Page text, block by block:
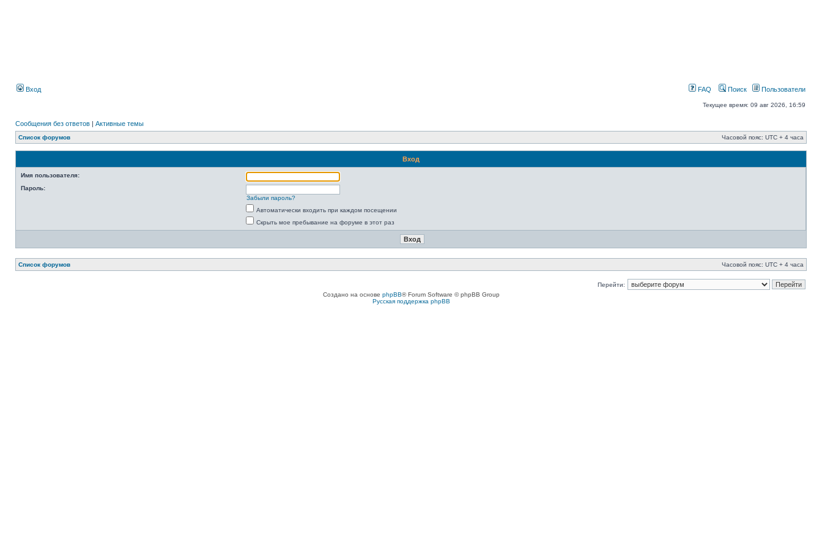
Вход FAQ Поиск Пользователи
Текущее время: 09 авг 2026, 16:59
Сообщения без ответов | Активные темы
Список форумов Часовой пояс: UTC + 4 часа
Вход
Имя пользователя:
Пароль:
Забыли пароль?
Автоматически входить при каждом посещении
Скрыть мое пребывание на форуме в этот раз
Список форумов Часовой пояс: UTC + 4 часа
Перейти:
Создано на основе phpBB® Forum Software © phpBB Group
Русская поддержка phpBB